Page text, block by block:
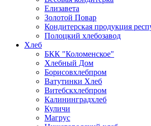
Елизавета
Золотой Повар
Кондитерская продукция
Полоцкий хлебозавод
Хлеб
БКК "Коломенское"
Хлебный Дом
Борисовхлебпром
Ватутинки Хлеб
Витебскхлебпром
Калининградхлеб
Куличи
Магрус